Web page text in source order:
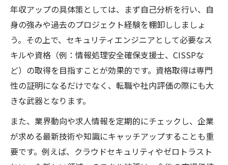
セキュリティエンジニアに必要なスキルの
習得法
資格取得で市場価値を上げるキャリア戦略
実務経験を活かすスキルアップのコツ
年収アップに直結するスキル選びのポイン
ト
キャリアアップに必要な実務と資格の活用法
ITエンジニア経験者が選ぶ資格取得の最適
ルート
実務経験が活きるセキュリティ三大資格対
年収アップの具体策としては、まず自己分析を行い、自
身の強みや過去のプロジェクト経験を棚卸ししましょ
う。その上で、セキュリティエンジニアとして必要なス
キルや資格（例：情報処理安全確保支援士、CISSPな
ど）の取得を目指すことが効果的です。資格取得は専門
性の証明になるだけでなく、転職や社内評価の際にも大
きな武器となります。
また、業界動向や求人情報を定期的にチェックし、企業
が求める最新技術や知識にキャッチアップすることも重
要です。例えば、クラウドセキュリティやゼロトラスト